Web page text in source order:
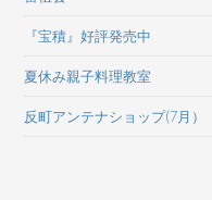
『宝積』好評発売中
夏休み親子料理教室
反町アンテナショップ(7月）